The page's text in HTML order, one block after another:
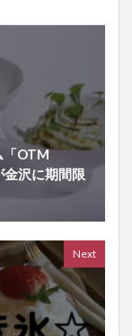
「OTM
金沢に期間限
Next